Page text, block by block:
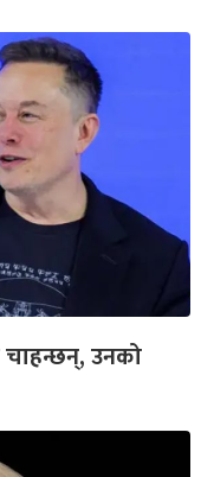
उनको